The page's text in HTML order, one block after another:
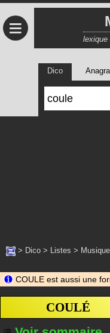
≡ lexique
Dico
> Dico > Listes > Musique
COULE est aussi une
COULÉ